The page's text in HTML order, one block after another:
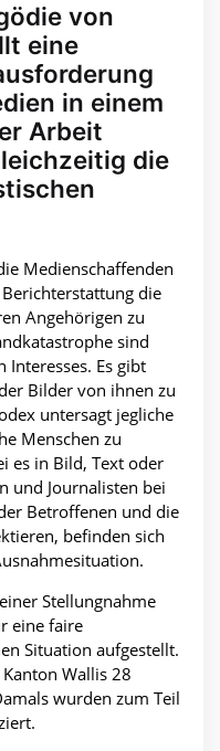
von
eine
in einem
Arbeit
die
Medienschaffenden
die
Angehörigen zu
sind
Interesses. Es gibt
Bilder von ihnen zu
untersagt jegliche
Menschen zu
es in Bild, Text oder
und Journalisten bei
Betroffenen und die
befinden sich
Stellungnahme
eine faire
Situation aufgestellt.
Wallis 28
wurden zum Teil